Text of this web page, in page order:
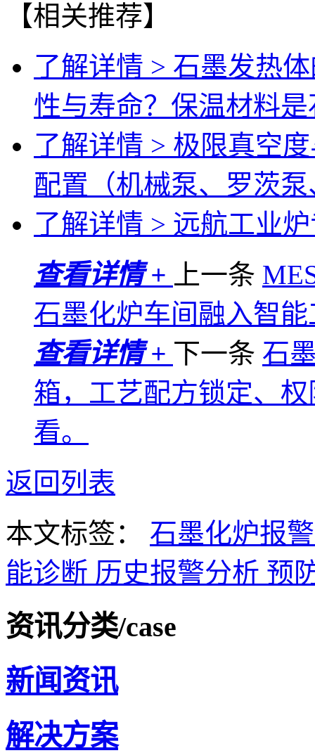
【相关推荐】
了解详情 > 石墨发热
性与寿命？保温材料
了解详情 > 极限真空
配置（机械泵、罗茨
了解详情 > 远航工业
查看详情 +
上一条
石墨化炉车间融入智
查看详情 + 下一条 石
箱，工艺配方锁定、
看。
返回列表
本文标签： 石墨化炉报
能诊断 历史报警分析 预
资讯分类/case
新闻资讯
解决方案